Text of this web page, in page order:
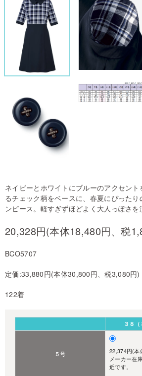
ネイビーとホワイトにブルーのアクセン
るチェック柄をベースに、春夏にぴったり
ンピース。軽すぎずほどよく大人っぽさを
20,328円(本体18,480円、税
BCO5707
定価:33,880円(本体30,800円、税3,080円)
122着
３８（
５号
22,374円(本
メーカー在
近です。